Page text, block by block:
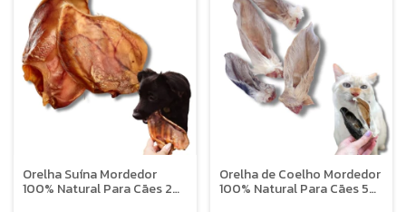
Orelha Suína Mordedor
100% Natural Para Cães 2
Orelha de Coelho Mordedor
100% Natural Para Cães 5